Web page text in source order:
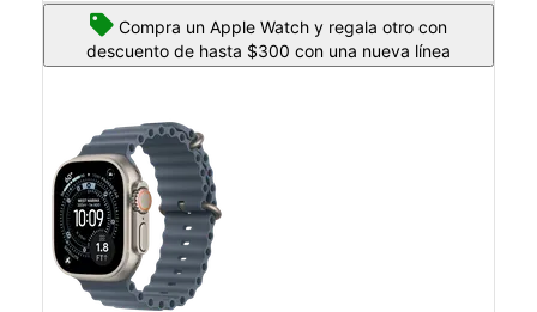
Compra un Apple Watch y regala otro con
descuento de hasta $300 con una nueva línea